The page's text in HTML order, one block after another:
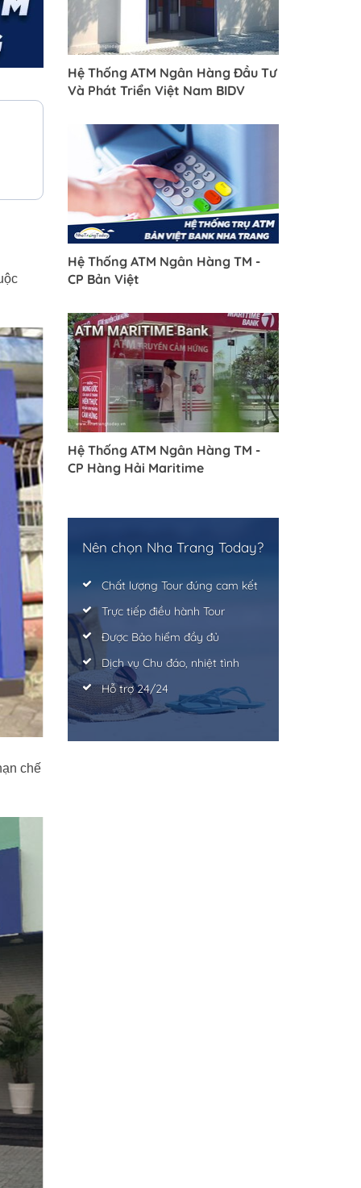
chế
Hệ Thống ATM Ngân Hàng Đầu Tư
Và Phát Triển Việt Nam BIDV
Hệ Thống ATM Ngân Hàng TM -
CP Bản Việt
Hệ Thống ATM Ngân Hàng TM -
CP Hàng Hải Maritime
Nên chọn Nha Trang Today?
Chất lượng Tour đúng cam kết
Trực tiếp điều hành Tour
Được Bảo hiểm đầy đủ
Dịch vụ Chu đáo, nhiệt tình
Hỗ trợ 24/24